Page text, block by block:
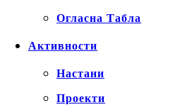
Огласна Табла
Активности
Настани
Проекти